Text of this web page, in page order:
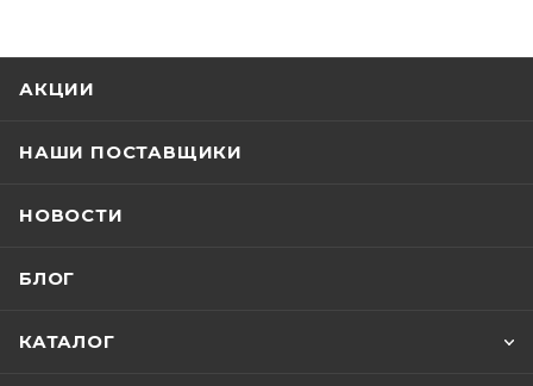
АКЦИИ
НАШИ ПОСТАВЩИКИ
НОВОСТИ
БЛОГ
КАТАЛОГ